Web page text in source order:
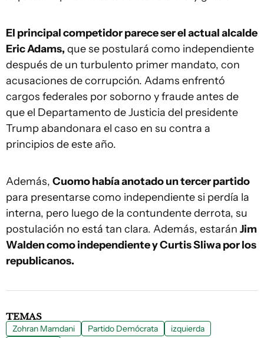
El principal competidor parece ser el actual alcalde
Eric Adams, que se postulará como independiente
después de un turbulento primer mandato, con
acusaciones de corrupción. Adams enfrentó
cargos federales por soborno y fraude antes de
que el Departamento de Justicia del presidente
Trump abandonara el caso en su contra a
principios de este año.
Además, Cuomo había anotado un tercer partido
para presentarse como independiente si perdía la
interna, pero luego de la contundente derrota, su
postulación no está tan clara. Además, estarán Jim
Walden como independiente y Curtis Sliwa por los
republicanos.
TEMAS
Zohran Mamdani Partido Demócrata
izquierda